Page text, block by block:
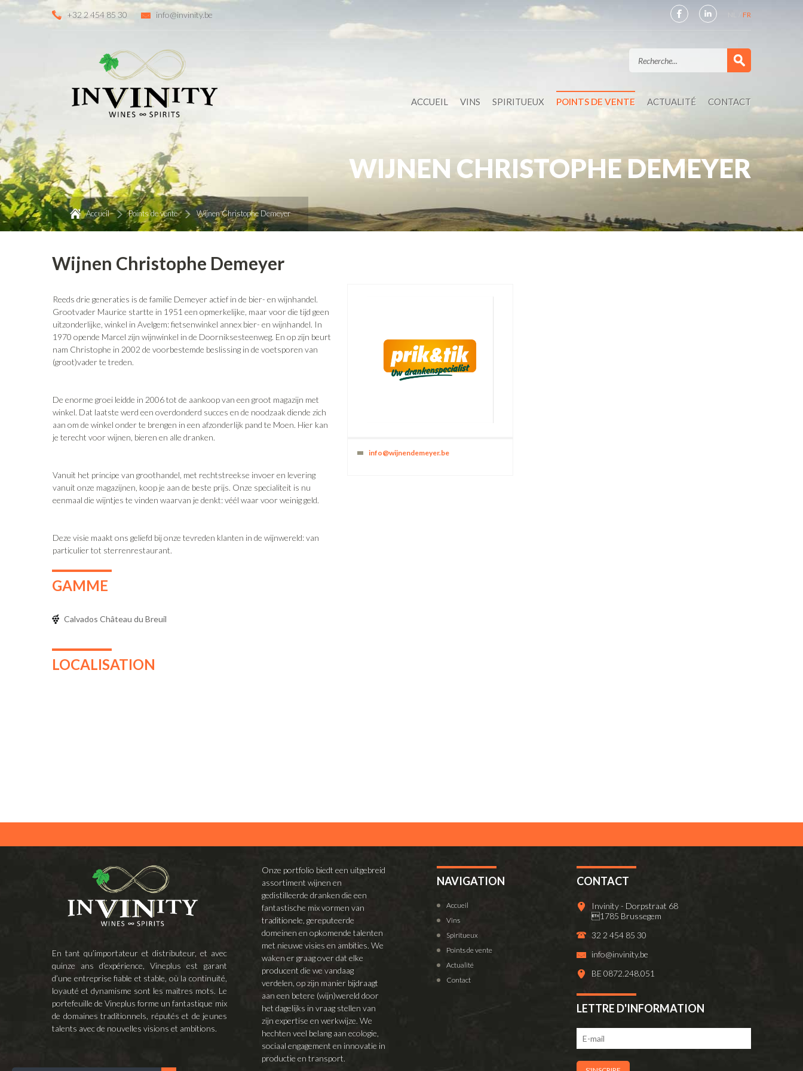
+32 2 454 85 30 info@invinity.be FR
ACCUEIL VINS SPIRITUEUX POINTS DE VENTE ACTUALITÉ CONTACT
WIJNEN CHRISTOPHE DEMEYER
Accueil Points de vente Wijnen Christophe Demeyer
Wijnen Christophe Demeyer
Reeds drie generaties is de familie Demeyer actief in de bier- en wijnhandel.
Grootvader Maurice startte in 1951 een opmerkelijke, maar voor die tijd geen
uitzonderlijke, winkel in Avelgem: fietsenwinkel annex bier- en wijnhandel. In
1970 opende Marcel zijn wijnwinkel in de Doorniksesteenweg. En op zijn beurt
nam Christophe in 2002 de voorbestemde beslissing in de voetsporen van
(groot)vader te treden.
De enorme groei leidde in 2006 tot de aankoop van een groot magazijn met
winkel. Dat laatste werd een overdonderd succes en de noodzaak diende zich
aan om de winkel onder te brengen in een afzonderlijk pand te Moen. Hier kan
je terecht voor wijnen, bieren en alle dranken.
Vanuit het principe van groothandel, met rechtstreekse invoer en levering
vanuit onze magazijnen, koop je aan de beste prijs. Onze specialiteit is nu
eenmaal die wijntjes te vinden waarvan je denkt: véél waar voor weinig geld.
Deze visie maakt ons geliefd bij onze tevreden klanten in de wijnwereld: van
particulier tot sterrenrestaurant.
info@wijnendemeyer.be
GAMME
Calvados Château du Breuil
LOCALISATION
En tant qu’importateur et distributeur, et avec
quinze ans d’expérience, Vineplus est garant
d’une entreprise fiable et stable, où la continuité,
loyauté et dynamisme sont les maitres mots. Le
portefeuille de Vineplus forme un fantastique mix
de domaines traditionnels, réputés et de jeunes
talents avec de nouvelles visions et ambitions.
Onze portfolio biedt een uitgebreid
assortiment wijnen en
gedistilleerde dranken die een
fantastische mix vormen van
traditionele, gereputeerde
domeinen en opkomende talenten
met nieuwe visies en ambities. We
waken er graag over dat elke
producent die we vandaag
verdelen, op zijn manier bijdraagt
aan een betere (wijn)wereld door
het dagelijks in vraag stellen van
zijn expertise en werkwijze. We
hechten veel belang aan ecologie,
sociaal engagement en innovatie in
productie en transport.
NAVIGATION
Accueil
Vins
Spiritueux
Points de vente
Actualité
Contact
CONTACT
Invinity - Dorpstraat 68
1785 Brussegem
32 2 454 85 30
info@invinity.be
BE 0872.248.051
LETTRE D'INFORMATION